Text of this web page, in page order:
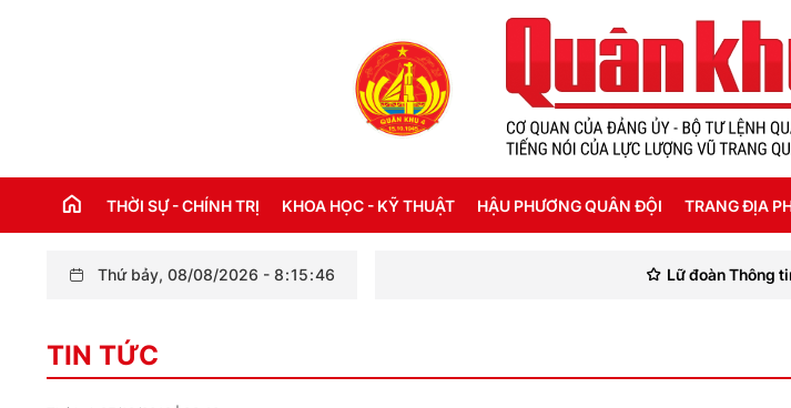
THỜI SỰ - CHÍNH TRỊ
THỜI SỰ QUỐC TẾ
KHOA HỌC - KỸ THUẬT HẬU PHƯƠNG QUÂN ĐỘI TRANG ĐỊA
Thứ bảy, 08/08/2026 -8:15:47 Lữ đoàn Thông tin 80,
TIN TỨC